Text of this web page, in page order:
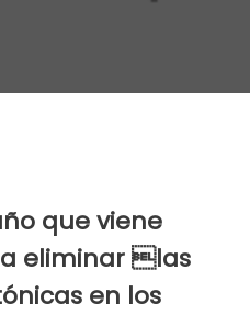
que viene
eliminar las
en los